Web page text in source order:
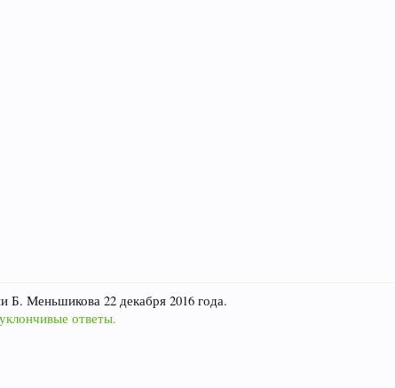
Б. Меньшикова 22 декабря 2016 года.
ответы.